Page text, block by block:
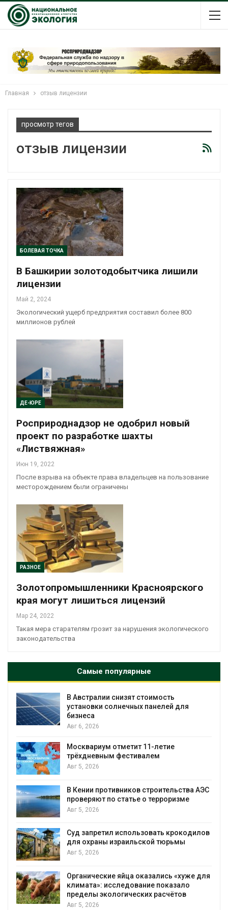
Главная отзыв лицензии
просмотр тегов
отзыв лицензии
БОЛЕВАЯ ТОЧКА
В Башкирии золотодобытчика лишили
лицензии
Май 2, 2024
Экологический ущерб предприятия составил более 800
миллионов рублей
ДЕ-ЮРЕ
Росприроднадзор не одобрил новый
проект по разработке шахты
«Листвяжная»
Июн 19, 2022
После взрыва на объекте права владельцев на пользование
месторождением были ограничены
РАЗНОЕ
Золотопромышленники Красноярского
края могут лишиться лицензий
Мар 24, 2022
Такая мера старателям грозит за нарушения экологического
законодательства
Самые популярные
В Австралии снизят стоимость
установки солнечных панелей для
бизнеса
Авг 6, 2026
Москвариум отметит 11-летие
трёхдневным фестивалем
Авг 5, 2026
В Кении противников строительства АЭС
проверяют по статье о терроризме
Авг 5, 2026
Суд запретил использовать крокодилов
для охраны израильской тюрьмы
Авг 5, 2026
Органические яйца оказались «хуже для
климата»: исследование показало
пределы экологических расчётов
Авг 5, 2026